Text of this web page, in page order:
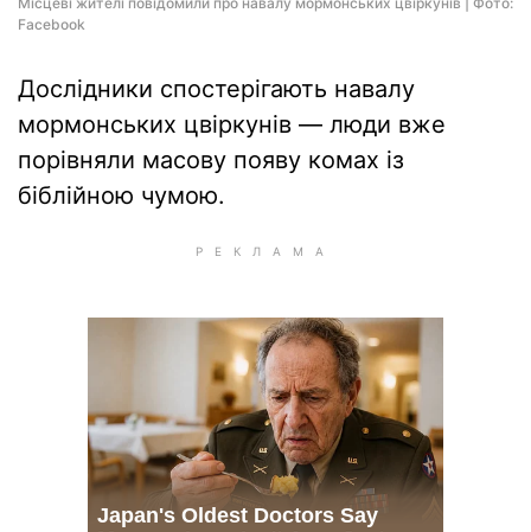
Facebook
Дослідники спостерігають навалу
мормонських цвіркунів — люди вже
порівняли масову появу комах із
біблійною чумою.